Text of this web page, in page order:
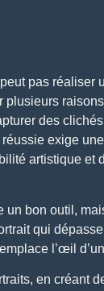
pas réaliser
plusieurs
des
exige
artistique et
un bon outil,
qui
l’œil d’un
en créant